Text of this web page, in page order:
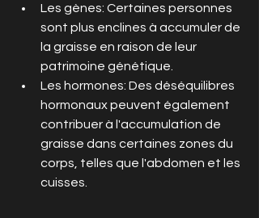
Les gènes: Certaines personnes
sont plus enclines à accumuler de
la graisse en raison de leur
patrimoine génétique.
Les hormones: Des déséquilibres
hormonaux peuvent également
contribuer à l'accumulation de
graisse dans certaines zones du
corps, telles que l'abdomen et les
cuisses.